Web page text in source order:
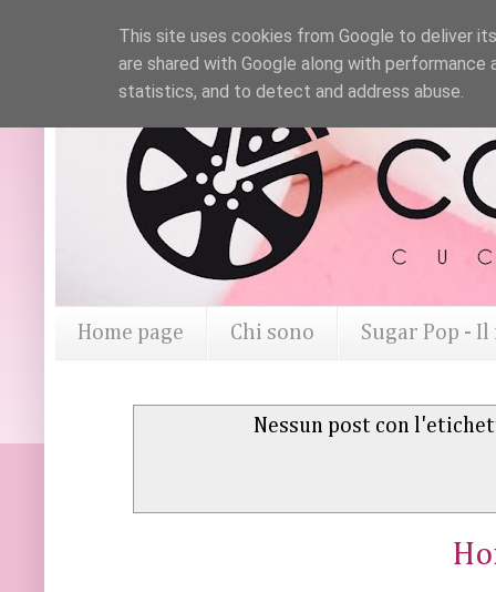
Home page Chi sono Sugar Pop -
Nessun post con
This site uses cookies from Google to deliver
are shared with Google along with
statistics, and to detect and address abuse.